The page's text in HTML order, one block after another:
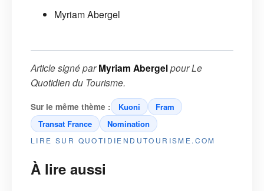
Myriam Abergel
Article signé parMyriam AbergelpourLe
Quotidien du Tourisme.
Sur le même thème : Kuoni
Fram
Transat France
Nomination
LIRE SUR QUOTIDIENDUTOURISME.COM
À lire aussi